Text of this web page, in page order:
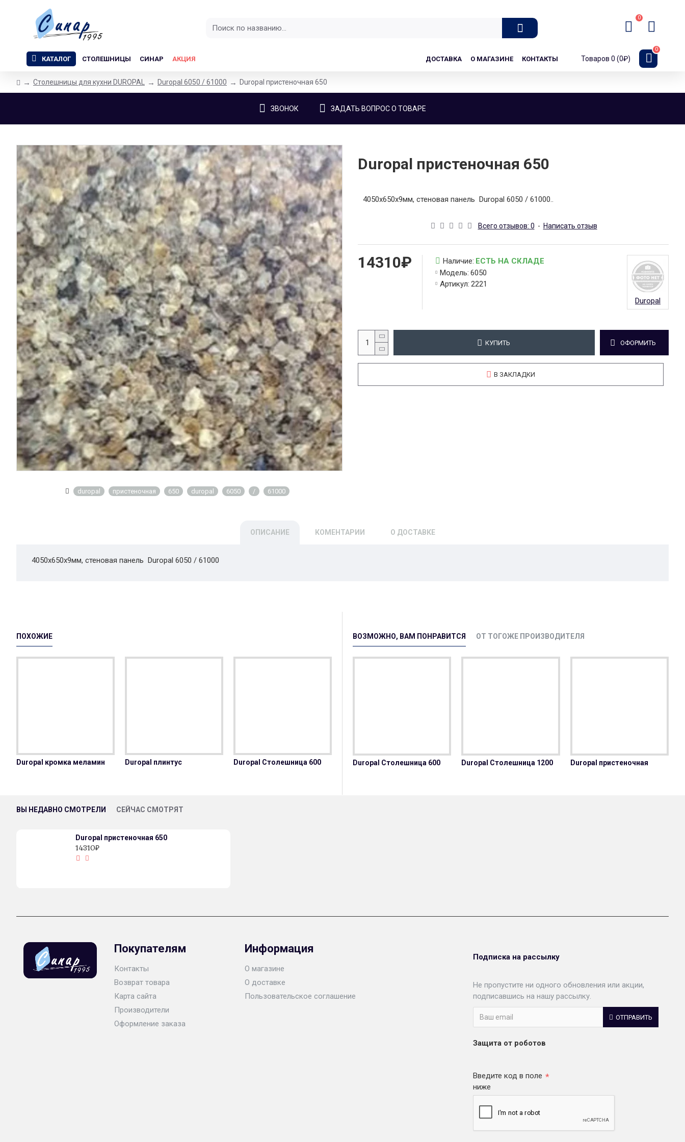
0
КАТАЛОГ СТОЛЕШНИЦЫ СИНАР АКЦИЯ ДОСТАВКА О МАГАЗИНЕ КОНТАКТЫ Товаров 0 (0₽)
0
Столешницы для кухни DUROPAL Duropal 6050 / 61000 Duropal пристеночная 650
ЗВОНОК ЗАДАТЬ ВОПРОС О ТОВАРЕ
duropal пристеночная 650 duropal 6050 / 61000
Duropal пристеночная 650
4050x650x9мм, стеновая панель Duropal 6050 / 61000..
Всего отзывов: 0 - Написать отзыв
14310₽ Наличие: ЕСТЬ НА СКЛАДЕ
Модель: 6050
Артикул: 2221
Duropal
КУПИТЬ ОФОРМИТЬ
В ЗАКЛАДКИ
ОПИСАНИЕ КОМЕНТАРИИ О ДОСТАВКЕ
4050x650x9мм, стеновая панель Duropal 6050 / 61000
ПОХОЖИЕ
Duropal кромка меламин Duropal плинтус Duropal Столешница 600 Duropal Столешница 1200 Duropal пристеночная
ВОЗМОЖНО, ВАМ ПОНРАВИТСЯ ОТ ТОГОЖЕ ПРОИЗВОДИТЕЛЯ
Duropal Столешница 600 Duropal Столешница 1200 Duropal пристеночная
ВЫ НЕДАВНО СМОТРЕЛИ СЕЙЧАС СМОТРЯТ
Duropal пристеночная 650
14310₽
Покупателям
Контакты
Возврат товара
Карта сайта
Производители
Оформление заказа
Информация
О магазине
О доставке
Пользовательское соглашение
Подписка на рассылку
Не пропустите ни одного обновления или акции,
подписавшись на нашу рассылку.
ОТПРАВИТЬ
Защита от роботов
Введите код в поле
ниже